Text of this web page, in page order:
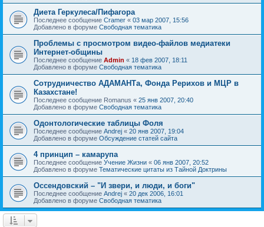
Диета Геркулеса/Пифагора
Последнее сообщение Cramer « 03 мар 2007, 15:56
Добавлено в форуме Свободная тематика
Проблемы с просмотром видео-файлов медиатеки
Интернет-общины
Последнее сообщение Admin « 18 фев 2007, 18:11
Добавлено в форуме Свободная тематика
Сотрудничество АДАМАНТа, Фонда Рерихов и МЦР в
Казахстане!
Последнее сообщение Romanus « 25 янв 2007, 20:40
Добавлено в форуме Свободная тематика
Одонтологические таблицы Фоля
Последнее сообщение Andrej « 20 янв 2007, 19:04
Добавлено в форуме Обсуждение статей сайта
4 принцип – камарупа
Последнее сообщение Учение Жизни « 06 янв 2007, 20:52
Добавлено в форуме Тематические цитаты из Тайной Доктрины
Оссендовский – "И звери, и люди, и боги"
Последнее сообщение Andrej « 20 дек 2006, 16:01
Добавлено в форуме Свободная тематика